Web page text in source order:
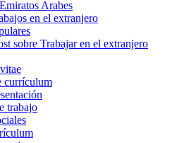
Arabes
en el extranjero
sobre Trabajar en el extranjero
currículum
trabajo